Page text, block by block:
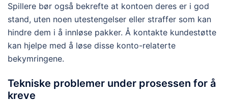
Spillere bør også bekrefte at kontoen deres er i god
stand, uten noen utestengelser eller straffer som kan
hindre dem i å innløse pakker. Å kontakte kundestøtte
kan hjelpe med å løse disse konto-relaterte
bekymringene.
Tekniske problemer under prosessen for å
kreve